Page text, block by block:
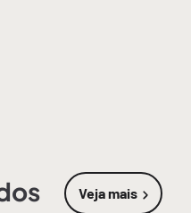
Veja mais
sobre